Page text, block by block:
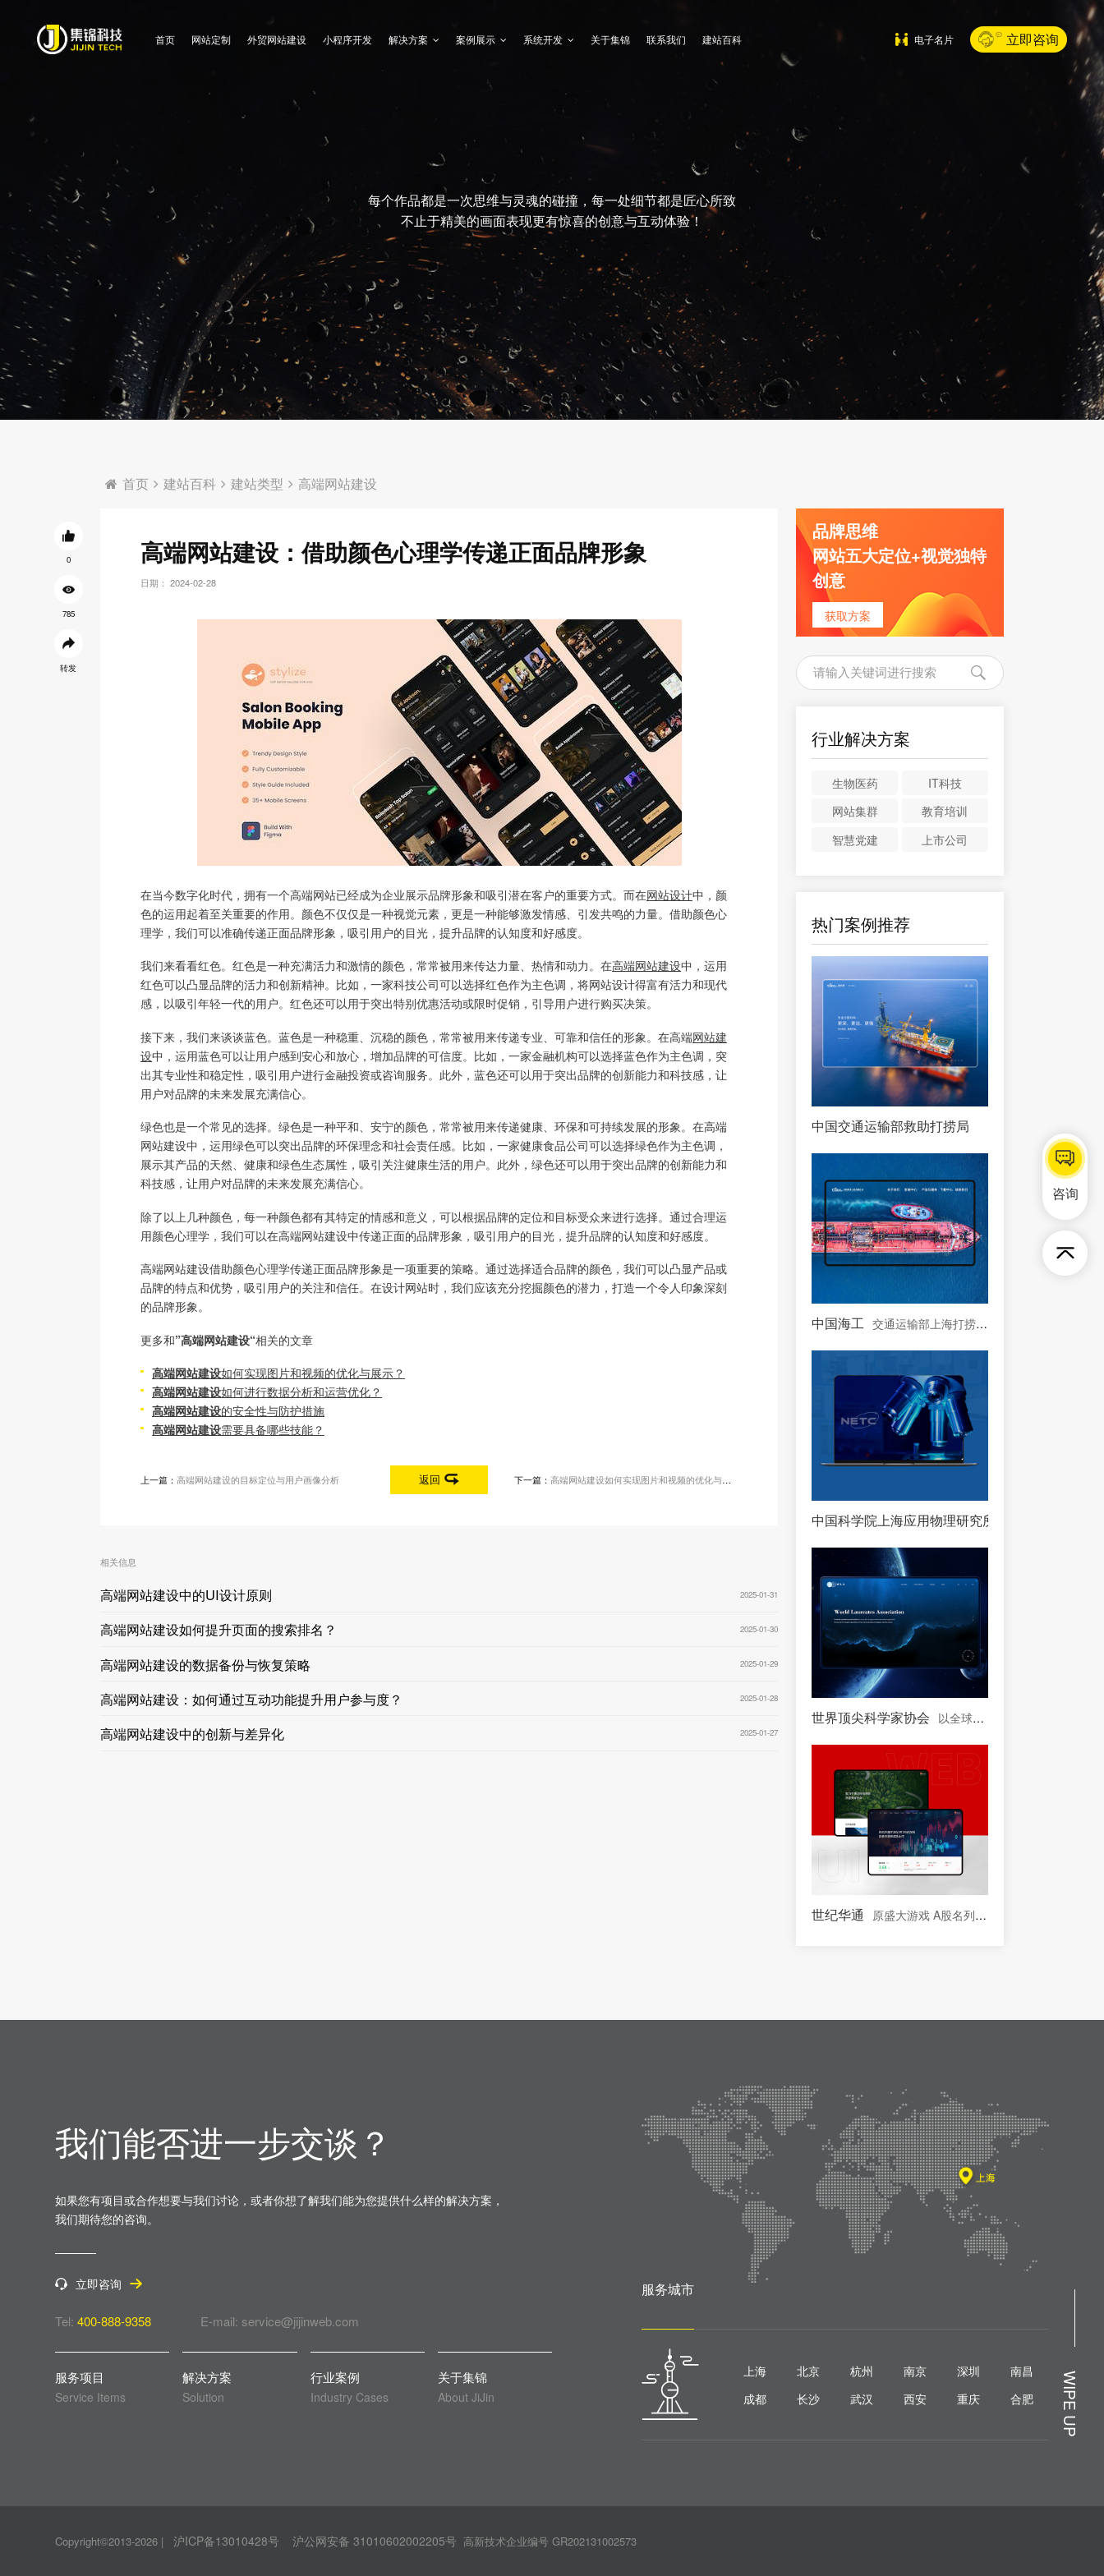
首页 网站定制 外贸网站建设 小程序开发 解决方案 案例展示 系统开发 关于集锦 联系我们 建站百科 电子名片 立即咨询
每个作品都是一次思维与灵魂的碰撞，每一处细节都是匠心所致
不止于精美的画面表现更有惊喜的创意与互动体验！
首页 建站百科 建站类型 高端网站建设
0
785
转发
高端网站建设：借助颜色心理学传递正面品牌形象
日期： 2024-02-28
在当今数字化时代，拥有一个高端网站已经成为企业展示品牌形象和吸引潜在客户的重要方式。而在网站设计中，颜
色的运用起着至关重要的作用。颜色不仅仅是一种视觉元素，更是一种能够激发情感、引发共鸣的力量。借助颜色心
理学，我们可以准确传递正面品牌形象，吸引用户的目光，提升品牌的认知度和好感度。
我们来看看红色。红色是一种充满活力和激情的颜色，常常被用来传达力量、热情和动力。在高端网站建设中，运用
红色可以凸显品牌的活力和创新精神。比如，一家科技公司可以选择红色作为主色调，将网站设计得富有活力和现代
感，以吸引年轻一代的用户。红色还可以用于突出特别优惠活动或限时促销，引导用户进行购买决策。
接下来，我们来谈谈蓝色。蓝色是一种稳重、沉稳的颜色，常常被用来传递专业、可靠和信任的形象。在高端网站建
设中，运用蓝色可以让用户感到安心和放心，增加品牌的可信度。比如，一家金融机构可以选择蓝色作为主色调，突
出其专业性和稳定性，吸引用户进行金融投资或咨询服务。此外，蓝色还可以用于突出品牌的创新能力和科技感，让
用户对品牌的未来发展充满信心。
绿色也是一个常见的选择。绿色是一种平和、安宁的颜色，常常被用来传递健康、环保和可持续发展的形象。在高端
网站建设中，运用绿色可以突出品牌的环保理念和社会责任感。比如，一家健康食品公司可以选择绿色作为主色调，
展示其产品的天然、健康和绿色生态属性，吸引关注健康生活的用户。此外，绿色还可以用于突出品牌的创新能力和
科技感，让用户对品牌的未来发展充满信心。
除了以上几种颜色，每一种颜色都有其特定的情感和意义，可以根据品牌的定位和目标受众来进行选择。通过合理运
用颜色心理学，我们可以在高端网站建设中传递正面的品牌形象，吸引用户的目光，提升品牌的认知度和好感度。
高端网站建设借助颜色心理学传递正面品牌形象是一项重要的策略。通过选择适合品牌的颜色，我们可以凸显产品或
品牌的特点和优势，吸引用户的关注和信任。在设计网站时，我们应该充分挖掘颜色的潜力，打造一个令人印象深刻
的品牌形象。
更多和”高端网站建设“相关的文章
高端网站建设如何实现图片和视频的优化与展示？
高端网站建设如何进行数据分析和运营优化？
高端网站建设的安全性与防护措施
高端网站建设需要具备哪些技能？
上一篇： 高端网站建设的目标定位与用户画像分析 返回 下一篇： 高端网站建设如何实现图片和视频的优化与展示？
相关信息
高端网站建设中的UI设计原则 2025-01-31
高端网站建设如何提升页面的搜索排名？ 2025-01-30
高端网站建设的数据备份与恢复策略 2025-01-29
高端网站建设：如何通过互动功能提升用户参与度？ 2025-01-28
高端网站建设中的创新与差异化 2025-01-27
品牌思维
网站五大定位+视觉独特
创意
获取方案
行业解决方案
生物医药
IT科技
网站集群
教育培训
智慧党建
上市公司
热门案例推荐
中国交通运输部救助打捞局
中国海工 交通运输部上海打捞局控股公司
中国科学院上海应用物理研究所
世界顶尖科学家协会 以全球顶尖科学家为主体的协会
世纪华通 原盛大游戏 A股名列前茅的文化传媒板块上市
WIPE UP
我们能否进一步交谈？
如果您有项目或合作想要与我们讨论，或者你想了解我们能为您提供什么样的解决方案，
我们期待您的咨询。
立即咨询
Tel:400-888-9358 E-mail: service@jijinweb.com
服务项目
Service Items
解决方案
Solution
行业案例
Industry Cases
关于集锦
About JiJin
服务城市
上海 北京 杭州 南京 深圳
南昌
成都
长沙 武汉 西安 重庆 合肥
Copyright©2013-2026 | 沪ICP备13010428号 沪公网安备 31010602002205号 高新技术企业编号 GR202131002573
咨询